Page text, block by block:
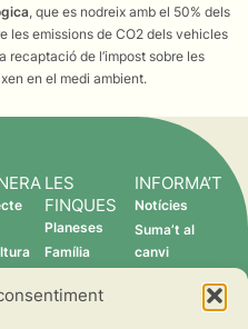
, que es nodreix amb el 50% dels
les emissions de CO2 dels vehicles
de l’impost sobre les
en el medi ambient.
LES
FINQUES
Planeses
Família
Verdcamp
INFORMA’T
Notícies
Suma’t al
canvi